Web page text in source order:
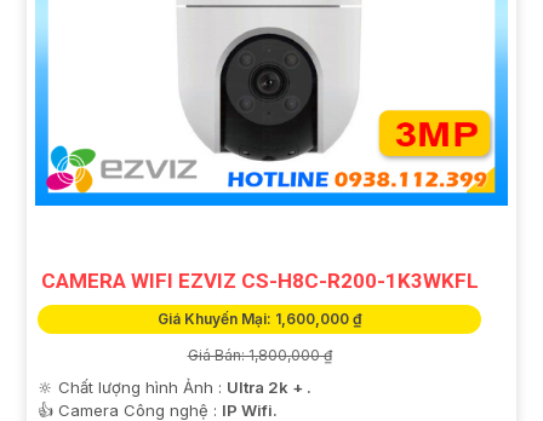
CAMERA WIFI EZVIZ CS-H8C-R200-1K3WKFL
Giá Khuyến Mại: 1,600,000 ₫
Giá Bán: 1,800,000 ₫
🔆 Chất lượng hình Ảnh : Ultra 2k + .
👍 Camera Công nghệ : IP Wifi.